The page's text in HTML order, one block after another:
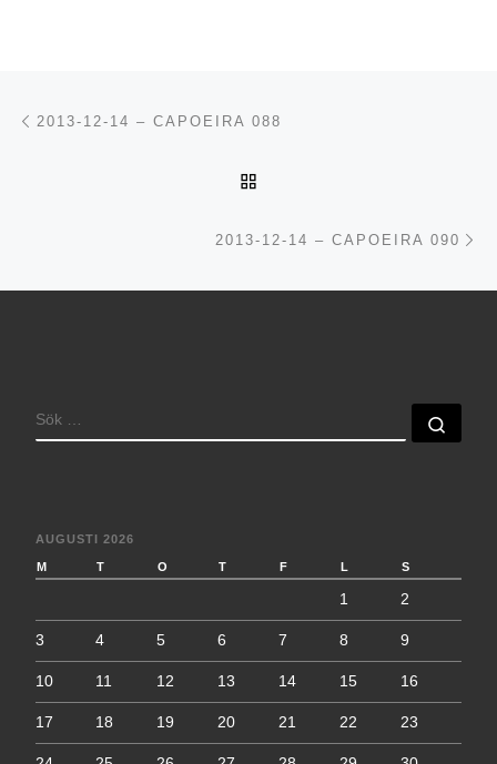
Inläggsnavigering
2013-12-14 – CAPOEIRA 088
2013-12-14 – CAPOEIRA 090
SÖK
AUGUSTI 2026
M T O T F L S
1 2
3 4 5 6 7 8 9
10 11 12 13 14 15 16
17 18 19 20 21 22 23